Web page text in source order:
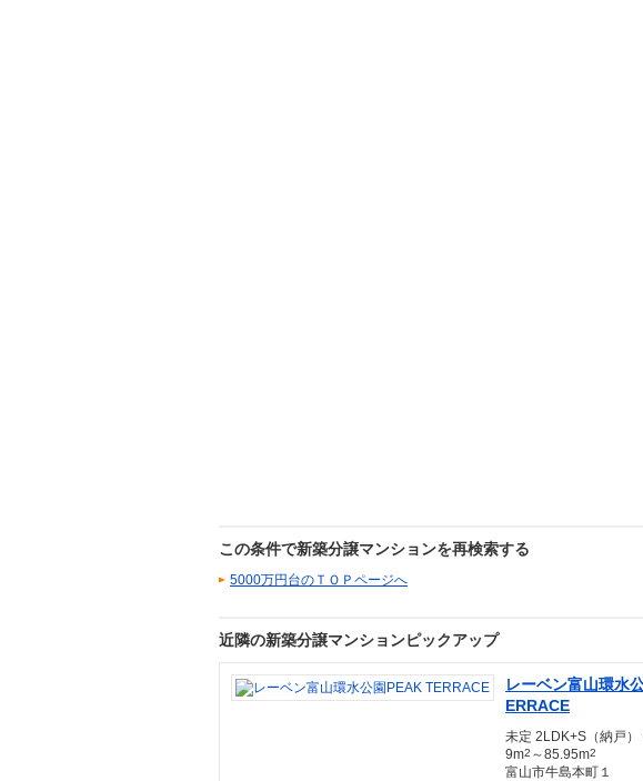
この条件で新築分譲マンションを再検索する
5000万円台のＴＯＰページへ
近隣の新築分譲マンションピックアップ
レーベン富山環水
ERRACE
未定 2LDK+S（納戸
9m2 ～85.95m2
富山市牛島本町１